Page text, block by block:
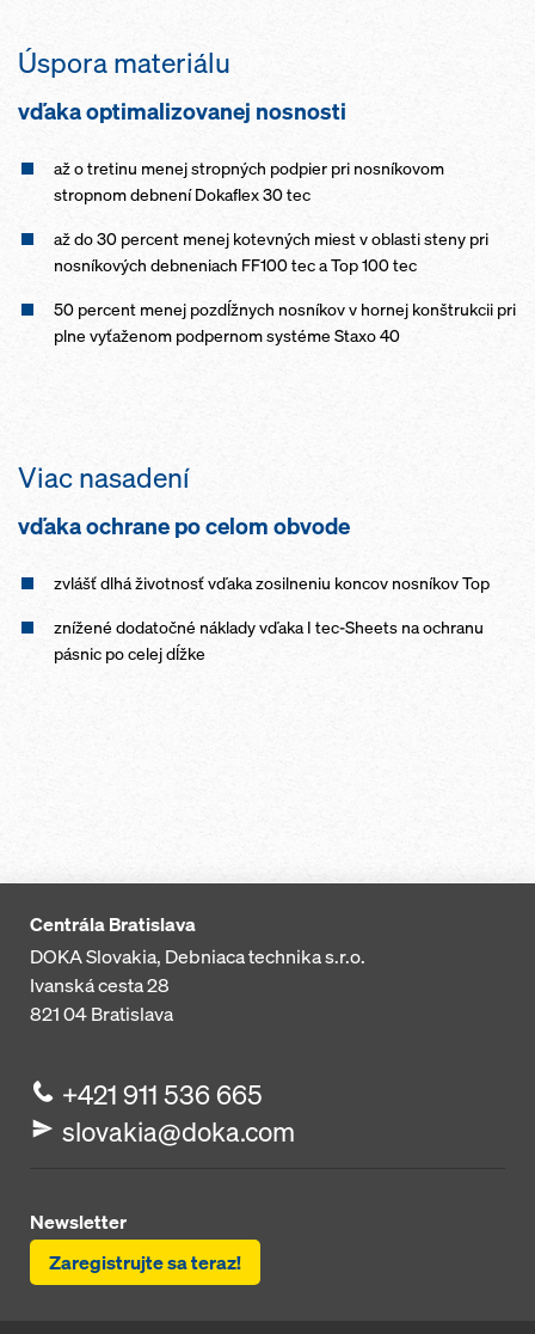
Úspora materiálu
vďaka optimalizovanej nosnosti
až o tretinu menej stropných podpier pri nosníkovom
stropnom debnení Dokaflex 30 tec
až do 30 percent menej kotevných miest v oblasti steny pri
nosníkových debneniach FF100 tec a Top 100 tec
50 percent menej pozdĺžnych nosníkov v hornej konštrukcii pri
plne vyťaženom podpernom systéme Staxo 40
Viac nasadení
vďaka ochrane po celom obvode
zvlášť dlhá životnosť vďaka zosilneniu koncov nosníkov Top
znížené dodatočné náklady vďaka I tec-Sheets na ochranu
pásnic po celej dĺžke
Centrála Bratislava
DOKA Slovakia, Debniaca technika s.r.o.
Ivanská cesta 28
821 04Bratislava
+421 911 536 665
slovakia@doka.com
Newsletter
Zaregistrujte sa teraz!